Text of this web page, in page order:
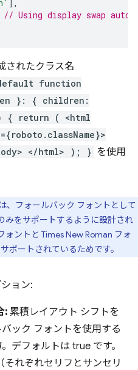
],
// Using display swap
されたクラス名
function
}: { children:
{ return ( <html
</html> ); } を使用
、フォールバック フォントとして
みをサポートするように設計され
ォントと Times New Roman フォ
ポートされているためです。
ョン:
: 累積レイアウト シフトを
ック フォントを使用する
デフォルトは true です。
れぞれセリフとサンセリ